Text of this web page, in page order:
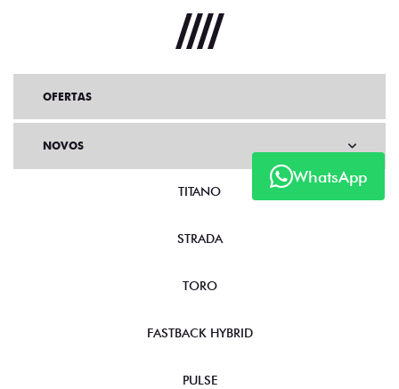
WhatsApp
OFERTAS
NOVOS
TITANO
STRADA
TORO
FASTBACK HYBRID
PULSE